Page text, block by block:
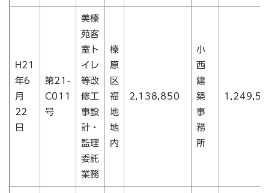
H21
年6
月
22
日
第21-
C011
号
美榛
苑客
室ト
イレ
等改
修工
事設
計・
監理
委託
業務
榛
原
区
福
地
地
内
2,138,850
小
西
建
築
事
務
所